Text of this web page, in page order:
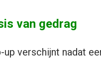
van gedrag
up verschijnt nadat